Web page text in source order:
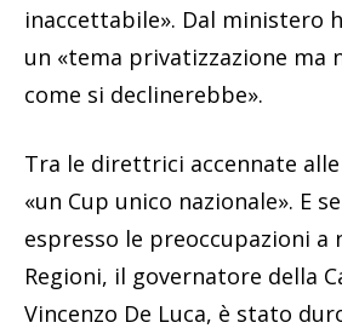
inaccettabile». Dal ministero
un «tema privatizzazione ma
come si declinerebbe».
Tra le direttrici accennate alle
«un Cup unico nazionale». E
espresso le preoccupazioni
Regioni, il governatore della
Vincenzo De Luca, è stato